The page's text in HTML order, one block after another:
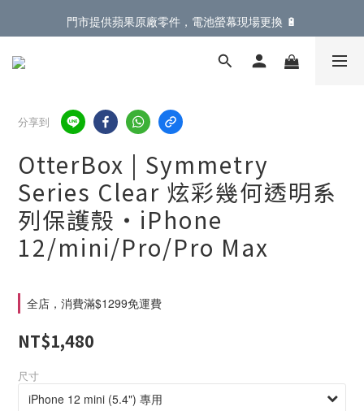
門市提供蘋果原廠零件，電池螢幕現場更換 🔋
門市提供蘋果原廠零件，電池螢幕現場更換 🔋
登入會員滿 $899 即享免運費優惠，再享全單 95折
分享到
OtterBox | Symmetry
Series Clear 炫彩幾何透明系
列保護殼・iPhone
12/mini/Pro/Pro Max
全店，消費滿$1299免運費
NT$1,480
尺寸